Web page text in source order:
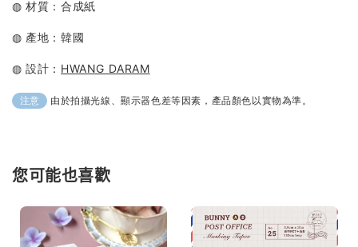
◍ 材質：合成紙
◍ 產地：韓國
◍ 設計： HWANG DARAM
注意 由於拍攝光線、顯示器色差等因素，產品顏色以實物為準。
您可能也喜歡